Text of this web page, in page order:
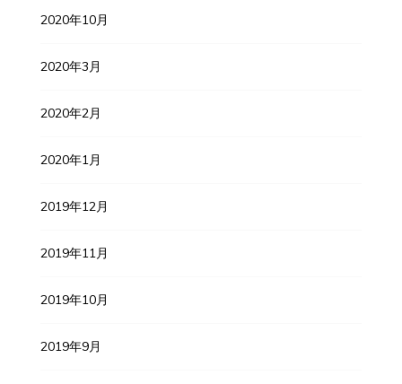
2020年10月
2020年3月
2020年2月
2020年1月
2019年12月
2019年11月
2019年10月
2019年9月